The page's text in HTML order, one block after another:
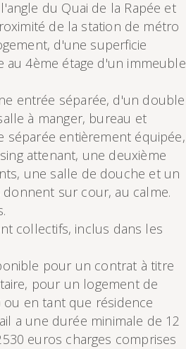
du Quai de la Rapée et
de la station de métro
d'une superficie
au 4ème étage d'un immeuble
entrée séparée, d'un double
à manger, bureau et
séparée entièrement équipée,
attenant, une deuxième
une salle de douche et un
donnent sur cour, au calme.
collectifs, inclus dans les
pour un contrat à titre
pour un logement de
en tant que résidence
a une durée minimale de 12
euros charges comprises